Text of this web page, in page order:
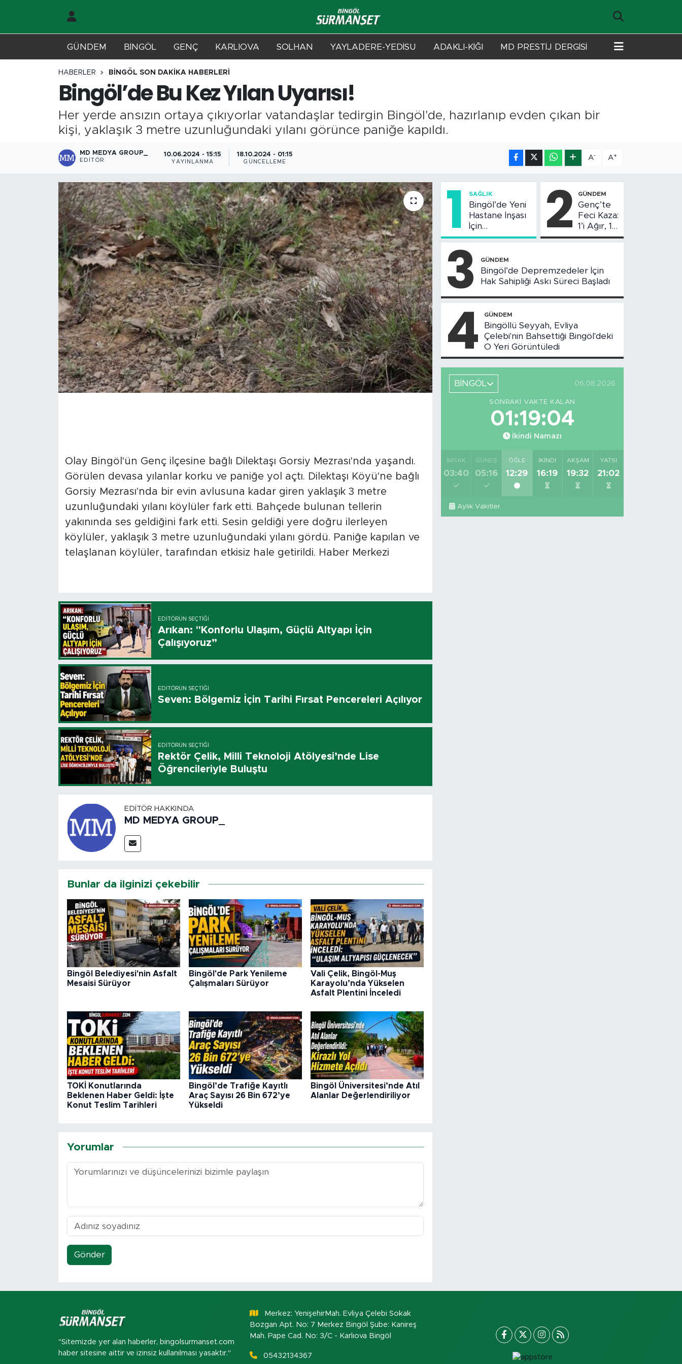
GÜNDEM BİNGÖL GENÇ KARLIOVA SOLHAN YAYLADERE-YEDİSU ADAKLI-KİĞI MD PRESTİJ DERGİSİ
HABERLER BİNGÖL SON DAKİKA HABERLERİ
Bingöl’de Bu Kez Yılan Uyarısı!
Her yerde ansızın ortaya çıkıyorlar vatandaşlar tedirgin Bingöl'de, hazırlanıp evden çıkan bir
kişi, yaklaşık 3 metre uzunluğundaki yılanı görünce paniğe kapıldı.
MD MEDYA GROUP_
EDITÖR
10.06.2024 - 15:15
YAYINLANMA
18.10.2024 - 01:15
GÜNCELLEME
A- A+
Olay Bingöl'ün Genç ilçesine bağlı Dilektaşı Gorsiy Mezrası'nda yaşandı.
Görülen devasa yılanlar korku ve paniğe yol açtı. Dilektaşı Köyü'ne bağlı
Gorsiy Mezrası'nda bir evin avlusuna kadar giren yaklaşık 3 metre
uzunluğundaki yılanı köylüler fark etti. Bahçede bulunan tellerin
yakınında ses geldiğini fark etti. Sesin geldiği yere doğru ilerleyen
köylüler, yaklaşık 3 metre uzunluğundaki yılanı gördü. Paniğe kapılan ve
telaşlanan köylüler, tarafından etkisiz hale getirildi. Haber Merkezi
EDITÖRÜN SEÇTIĞI
Arıkan: "Konforlu Ulaşım, Güçlü Altyapı İçin
Çalışıyoruz”
EDITÖRÜN SEÇTIĞI
Seven: Bölgemiz İçin Tarihi Fırsat Pencereleri Açılıyor
EDITÖRÜN SEÇTIĞI
Rektör Çelik, Milli Teknoloji Atölyesi’nde Lise
Öğrencileriyle Buluştu
EDITÖR HAKKINDA
MD MEDYA GROUP_
Bunlar da ilginizi çekebilir
Bingöl Belediyesi'nin Asfalt
Mesaisi Sürüyor
Bingöl'de Park Yenileme
Çalışmaları Sürüyor
Vali Çelik, Bingöl-Muş
Karayolu’nda Yükselen
Asfalt Plentini İnceledi
TOKİ Konutlarında
Beklenen Haber Geldi: İşte
Konut Teslim Tarihleri
Bingöl’de Trafiğe Kayıtlı
Araç Sayısı 26 Bin 672’ye
Yükseldi
Bingöl Üniversitesi’nde Atıl
Alanlar Değerlendiriliyor
Yorumlar
Gönder
1 SAĞLIK
Bingöl’de Yeni
Hastane İnşası
İçin
Değerlendirme
Yapıldı
2 GÜNDEM
Genç’te
Feci Kaza:
1’i Ağır, 10
Yaralı
3 GÜNDEM
Bingöl’de Depremzedeler İçin
Hak Sahipliği Askı Süreci Başladı
4 GÜNDEM
Bingöllü Seyyah, Evliya
Çelebi'nin Bahsettiği Bingöl'deki
O Yeri Görüntüledi
BİNGÖL 06.08.2026
SONRAKI VAKTE KALAN
01:19:03
İkindi Namazı
İMSAK
03:40
GÜNEŞ
05:16
ÖĞLE
12:29
İKINDI
16:19
AKŞAM
19:32
YATSI
21:02
Aylık Vakitler
"Sitemizde yer alan haberler, bingolsurmanset.com
haber sitesine aittir ve izinsiz kullanılması yasaktır."
Merkez: YenişehirMah. Evliya Çelebi Sokak
Bozgan Apt. No: 7 Merkez Bingöl Şube: Kanireş
Mah. Pape Cad. No: 3/C - Karlıova Bingöl
05432134367
Karlıova
Yayladere-Yedisu
MD Prestij Dergisi
Siyaset
Yaşam
Ekonomi
Hava Durumu
Merkez Trafik Yoğunluk Haritası
Süper Lig Puan Durumu ve Fikstür
Son Dakika Haberleri
Haber Arşivi